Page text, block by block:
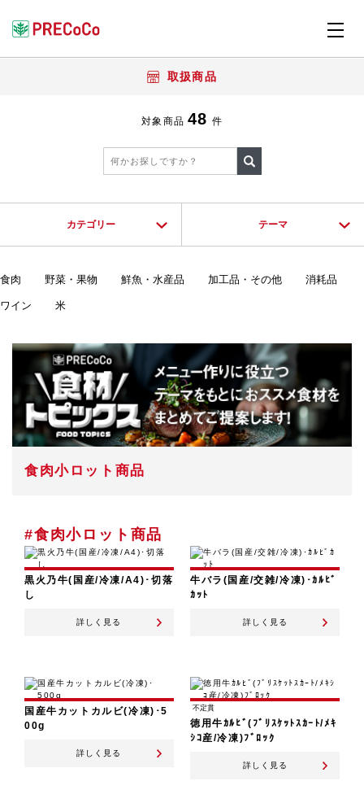
取扱商品
対象商品 48 件
カテゴリー テーマ
食肉 野菜・果物 鮮魚・水産品 加工品・その他 消耗品
ワイン 米
食肉小ロット商品
#食肉小ロット商品
黒火乃牛(国産/冷凍/A4)･切落
し
詳しく見る
牛バラ(国産/交雑/冷凍)･ｶﾙﾋﾞ
ｶｯﾄ
詳しく見る
国産牛カットカルビ(冷凍)･5
00g
詳しく見る
不定貫
徳用牛ｶﾙﾋﾞ(ﾌﾞﾘｽｹｯﾄｽｶｰﾄ/ﾒｷ
ｼｺ産/冷凍)ﾌﾞﾛｯｸ
詳しく見る